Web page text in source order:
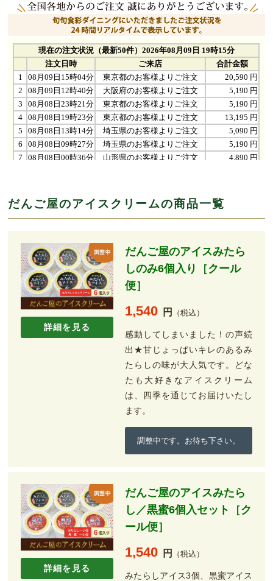
だんご屋のアイスクリームの商品一覧
詳細を見る
だんご屋のアイスみたら
しのみ6個入り［クール
便］
1,540 円 （税込）
感動してしまいました！の声続
出★甘じょっぱいキレのあるみ
たらしの味が大人気です。どな
たも大好きなアイスクリーム
は、四季を通じてお届けいたし
ます。
調整中です。お待ち下さい。
詳細を見る
だんご屋のアイスみたら
し／黒蜜6個入セット［ク
ール便］
1,540 円 （税込）
みたらしアイス3個、黒蜜アイス